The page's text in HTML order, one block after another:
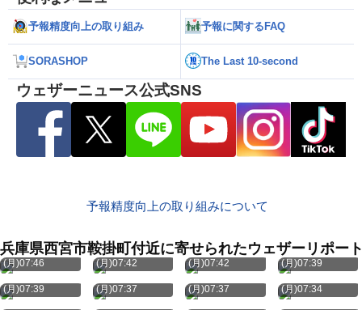
予報精度向上の取り組み 予報に関するFAQ
SORASHOP The Last 10-second
ウェザーニュース公式SNS
予報精度向上の取り組みについて
兵庫県西宮市鞍掛町付近に寄せられたウェザーリポー
8月10日
(月)07:46
8月10日
(月)07:42
8月10日
(月)07:42
8月10日
(月)07:39
8月10日
(月)07:39
8月10日
(月)07:37
8月10日
(月)07:37
8月10日
(月)07:34
8月10日
8月10日
8月10日
8月10日